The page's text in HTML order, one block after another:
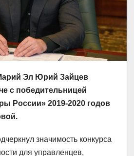
Эл Юрий Зайцев
с победительницей
России» 2019-2020 годов
значимость конкурса
для управленцев,